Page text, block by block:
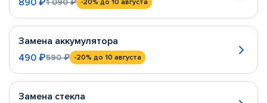
-20% до 10 августа
Замена аккумулятора
490 ₽590 ₽ -20% до 10 августа
Замена стекла